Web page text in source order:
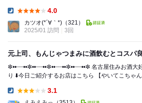
4.0
カツオ(*´∀｀*) （321）
2025/01 訪問
3回
元上司、もんじゃつまみに酒飲むとコスパ
✼••┈┈••✼••┈┈••✼••┈┈••✼••┈┈••✼ 名古屋住みお酒大好きな26歳のグルメ巡
3.1